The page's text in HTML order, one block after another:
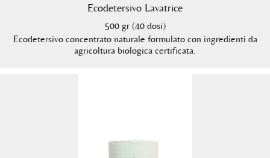
Ecodetersivo Lavatrice
500 gr (40 dosi)
Ecodetersivo concentrato naturale formulato con ingredienti da
agricoltura biologica certificata.